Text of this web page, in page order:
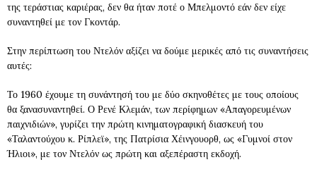
της τεράστιας καριέρας, δεν θα ήταν ποτέ ο Μπελμοντό εάν δεν είχε
συναντηθεί με τον Γκοντάρ.
Στην περίπτωση του Ντελόν αξίζει να δούμε μερικές από τις συναντήσεις
αυτές:
Το 1960 έχουμε τη συνάντησή του με δύο σκηνοθέτες με τους οποίους
θα ξανασυναντηθεί. Ο Ρενέ Κλεμάν, των περίφημων «Απαγορευμένων
παιχνιδιών», γυρίζει την πρώτη κινηματογραφική διασκευή του
«Ταλαντούχου κ. Ρίπλεϊ», της Πατρίσια Χέινγουορθ, ως «Γυμνοί στον
Ήλιοι», με τον Ντελόν ως πρώτη και αξεπέραστη εκδοχή.